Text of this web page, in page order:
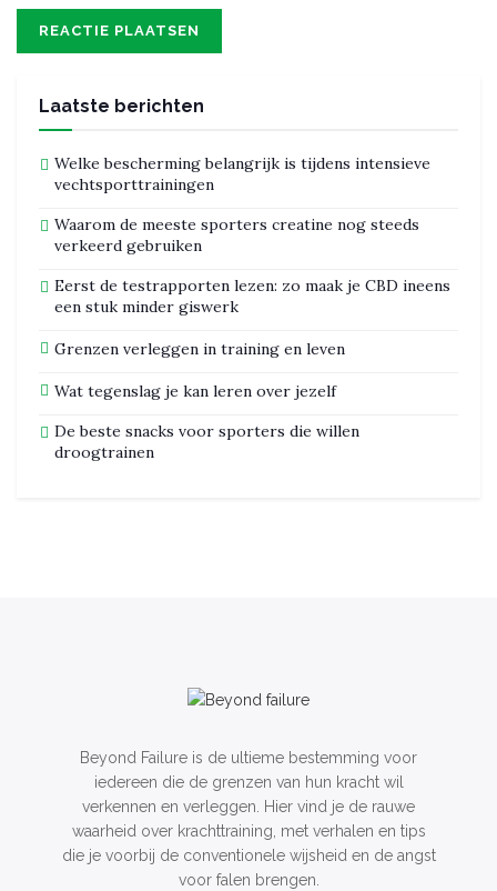
Laatste berichten
Welke bescherming belangrijk is tijdens intensieve
vechtsporttrainingen
Waarom de meeste sporters creatine nog steeds
verkeerd gebruiken
Eerst de testrapporten lezen: zo maak je CBD ineens
een stuk minder giswerk
Grenzen verleggen in training en leven
Wat tegenslag je kan leren over jezelf
De beste snacks voor sporters die willen
droogtrainen
Beyond Failure is de ultieme bestemming voor
iedereen die de grenzen van hun kracht wil
verkennen en verleggen. Hier vind je de rauwe
waarheid over krachttraining, met verhalen en tips
die je voorbij de conventionele wijsheid en de angst
voor falen brengen.